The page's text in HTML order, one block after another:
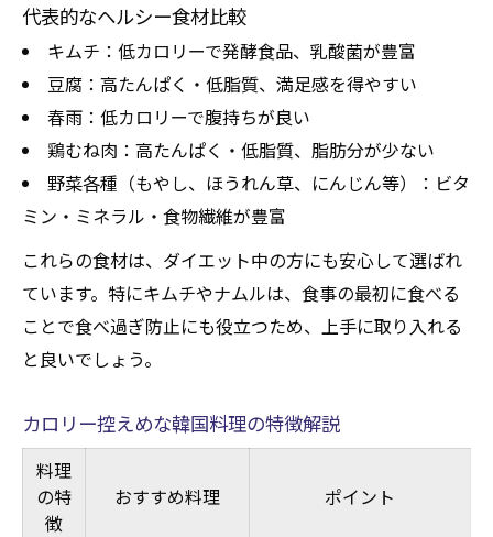
健康維持におすすめの韓国料理特集
ダイエットをサポートする韓国料理ランキング
ダイエットサポート韓国料理ベスト3
高タンパク低脂質なメニュー比較
ダイエット中に人気の韓国料理特集
満足感が得られるおすすめランキング
話題のヘルシー韓国料理を徹底比較
代表的なヘルシー食材比較
キムチ：低カロリーで発酵食品、乳酸菌が豊富
豆腐：高たんぱく・低脂質、満足感を得やすい
春雨：低カロリーで腹持ちが良い
鶏むね肉：高たんぱく・低脂質、脂肪分が少ない
野菜各種（もやし、ほうれん草、にんじん等）：ビタ
ミン・ミネラル・食物繊維が豊富
これらの食材は、ダイエット中の方にも安心して選ばれ
ています。特にキムチやナムルは、食事の最初に食べる
ことで食べ過ぎ防止にも役立つため、上手に取り入れる
と良いでしょう。
カロリー控えめな韓国料理の特徴解説
料理
の特
徴
おすすめ料理 ポイント